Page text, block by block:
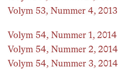
Volym 53, Nummer 4, 2013
Volym 54, Nummer 1, 2014
Volym 54, Nummer 2, 2014
Volym 54, Nummer 3, 2014